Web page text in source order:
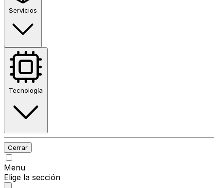
Servicios
Tecnología
Cerrar
Menu
Elige la sección